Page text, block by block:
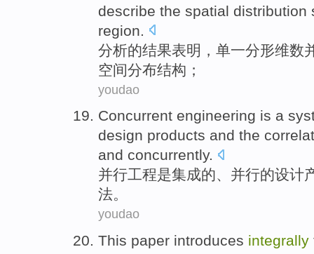
describe the spatial distribution
region.
分析的结果表明 ， 单一分形维数
空间分布结构 ；
youdao
Concurrent engineering is a
design products and the
and concurrently.
并行工程是集成的、 并行的设计
法。
youdao
This paper introduces integrally